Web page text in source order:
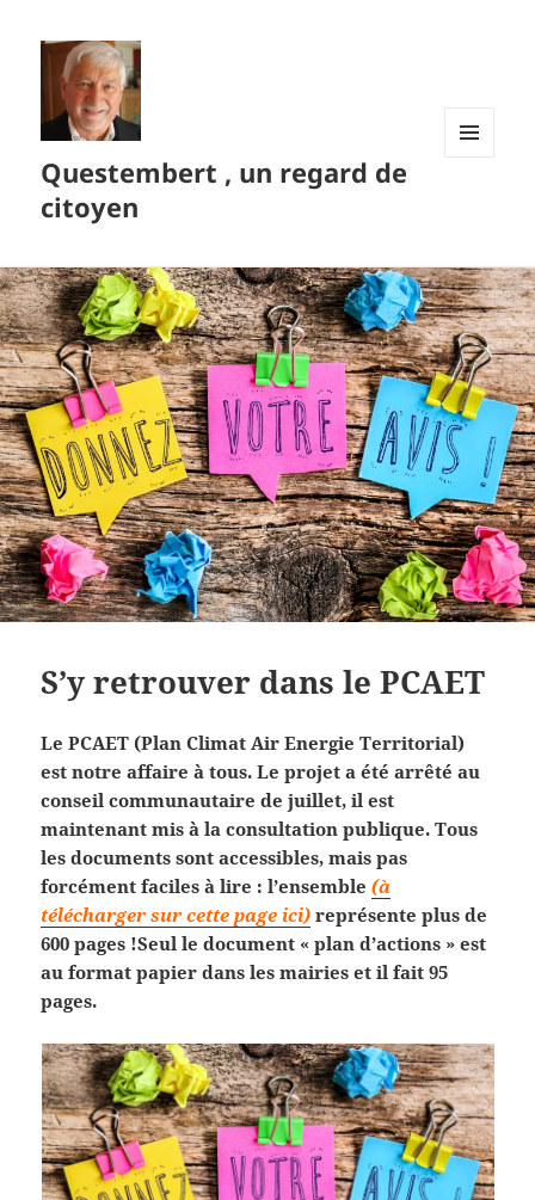
Questembert , un regard de
citoyen
S’y retrouver dans le PCAET
Le PCAET (Plan Climat Air Energie Territorial)
est notre affaire à tous. Le projet a été arrêté au
conseil communautaire de juillet, il est
maintenant mis à la consultation publique. Tous
les documents sont accessibles, mais pas
forcément faciles à lire : l’ensemble(à
télécharger sur cette page ici) représente plus de
600 pages !Seul le document « plan d’actions » est
au format papier dans les mairies et il fait 95
pages.